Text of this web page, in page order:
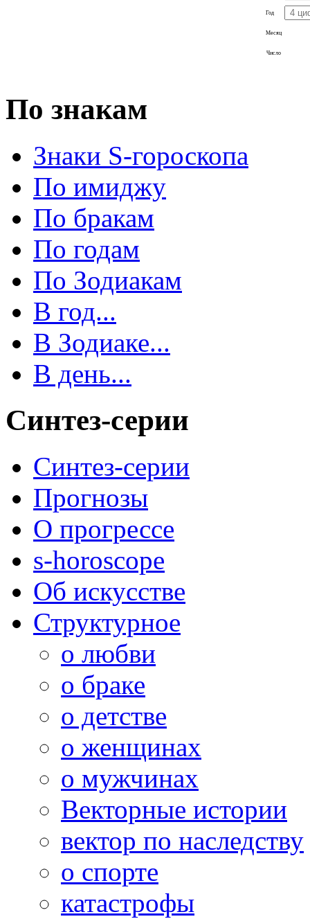
Год
Месяц
Число
По знакам
Знаки S-гороскопа
По имиджу
По бракам
По годам
По Зодиакам
В год...
В Зодиаке...
В день...
Синтез-серии
Синтез-серии
Прогнозы
О прогрессе
s-horoscope
Об искусстве
Структурное
о любви
о браке
о детстве
о женщинах
о мужчинах
Векторные истории
вектор по наследству
о спорте
катастрофы